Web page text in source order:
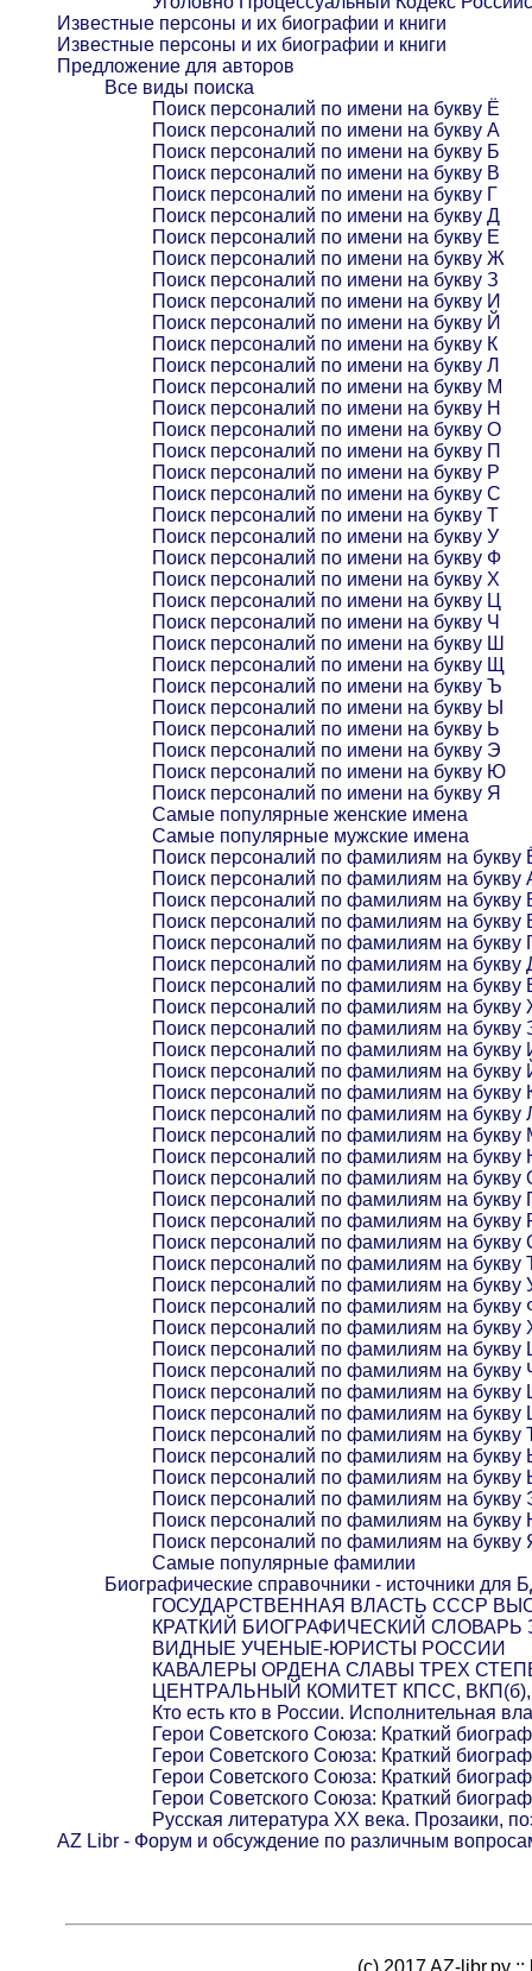
Известные персоны и их биографии и книги
Известные персоны и их биографии и книги
Предложение для авторов
Все виды поиска
Поиск персоналий по имени на букву Ё
Поиск персоналий по имени на букву А
Поиск персоналий по имени на букву Б
Поиск персоналий по имени на букву В
Поиск персоналий по имени на букву Г
Поиск персоналий по имени на букву Д
Поиск персоналий по имени на букву Е
Поиск персоналий по имени на букву Ж
Поиск персоналий по имени на букву З
Поиск персоналий по имени на букву И
Поиск персоналий по имени на букву Й
Поиск персоналий по имени на букву К
Поиск персоналий по имени на букву Л
Поиск персоналий по имени на букву М
Поиск персоналий по имени на букву Н
Поиск персоналий по имени на букву О
Поиск персоналий по имени на букву П
Поиск персоналий по имени на букву Р
Поиск персоналий по имени на букву С
Поиск персоналий по имени на букву Т
Поиск персоналий по имени на букву У
Поиск персоналий по имени на букву Ф
Поиск персоналий по имени на букву Х
Поиск персоналий по имени на букву Ц
Поиск персоналий по имени на букву Ч
Поиск персоналий по имени на букву Ш
Поиск персоналий по имени на букву Щ
Поиск персоналий по имени на букву Ъ
Поиск персоналий по имени на букву Ы
Поиск персоналий по имени на букву Ь
Поиск персоналий по имени на букву Э
Поиск персоналий по имени на букву Ю
Поиск персоналий по имени на букву Я
Самые популярные женские имена
Самые популярные мужские имена
Поиск персоналий по фамилиям на букву
Поиск персоналий по фамилиям на букву
Поиск персоналий по фамилиям на букву
Поиск персоналий по фамилиям на букву
Поиск персоналий по фамилиям на букву
Поиск персоналий по фамилиям на букву
Поиск персоналий по фамилиям на букву
Поиск персоналий по фамилиям на букву
Поиск персоналий по фамилиям на букву
Поиск персоналий по фамилиям на букву
Поиск персоналий по фамилиям на букву
Поиск персоналий по фамилиям на букву
Поиск персоналий по фамилиям на букву
Поиск персоналий по фамилиям на букву
Поиск персоналий по фамилиям на букву
Поиск персоналий по фамилиям на букву
Поиск персоналий по фамилиям на букву
Поиск персоналий по фамилиям на букву
Поиск персоналий по фамилиям на букву
Поиск персоналий по фамилиям на букву
Поиск персоналий по фамилиям на букву
Поиск персоналий по фамилиям на букву
Поиск персоналий по фамилиям на букву
Поиск персоналий по фамилиям на букву
Поиск персоналий по фамилиям на букву
Поиск персоналий по фамилиям на букву
Поиск персоналий по фамилиям на букву
Поиск персоналий по фамилиям на букву
Поиск персоналий по фамилиям на букву
Поиск персоналий по фамилиям на букву
Поиск персоналий по фамилиям на букву
Поиск персоналий по фамилиям на
Поиск персоналий по фамилиям на букву
Самые популярные фамилии
Биографические справочники - источники для
ГОСУДАРСТВЕННАЯ ВЛАСТЬ СССР
КРАТКИЙ БИОГРАФИЧЕСКИЙ
ВИДНЫЕ УЧЕНЫЕ-ЮРИСТЫ РОССИИ
КАВАЛЕРЫ ОРДЕНА СЛАВЫ ТРЕХ
ЦЕНТРАЛЬНЫЙ КОМИТЕТ КПСС, ВКП(б),
Кто есть кто в России. Исполнительная
Герои Советского Союза: Краткий
Герои Советского Союза: Краткий
Герои Советского Союза: Краткий
Герои Советского Союза: Краткий
Русская литература XX века. Прозаики,
AZ Libr - Форум и обсуждение по различным